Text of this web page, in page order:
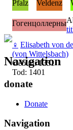
♀ Elisabeth von
(von Wittelsbach)
Geburt: 1351
Tod: 1401
Pfalz Veldenz
Гогенцоллерны
Navigation
donate
Donate
Navigation